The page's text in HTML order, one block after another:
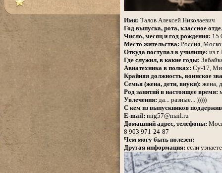
Имя: Талов Алексей Николаевич
Год выпуска, рота, классное
Число, месяц и год рождения:
Место жительства: Россия,
Откуда поступал в училище: из
Где служил, в какие годы:
Авиатехника в полках: Су-17,
Крайняя должность, воинское
Семья (жена, дети, внуки): жена,
Род занятий в настоящее время:
Увлечения: да... разные....)))))
С кем из выпускников
E-mail: mig57@mail.ru
Домашний адрес, телефоны:
8 903 971-24-87
Чем могу быть полезен:
Другая информация: если